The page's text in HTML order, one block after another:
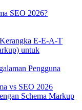
SEO 2026?
E-E-A-T
untuk
Pengguna
vs SEO 2026
Schema Markup